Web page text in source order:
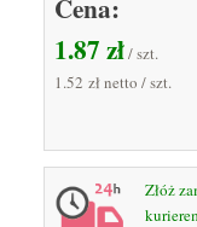
Cena:
1.87zł/ szt.
1.52 złnetto / szt.
Złóż